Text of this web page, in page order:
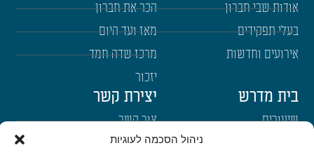
ניהול הסכמה לעוגיות
אודות שבי חברון
בעלי תפקידים
אירועים וחדשות
הכר את חברון
מאז ועד היום
מרכז שדה חמד
יזכור
בית מדרש
שיעורים
יצירת קשר
צור קשר
הרשמה לשבו"ש